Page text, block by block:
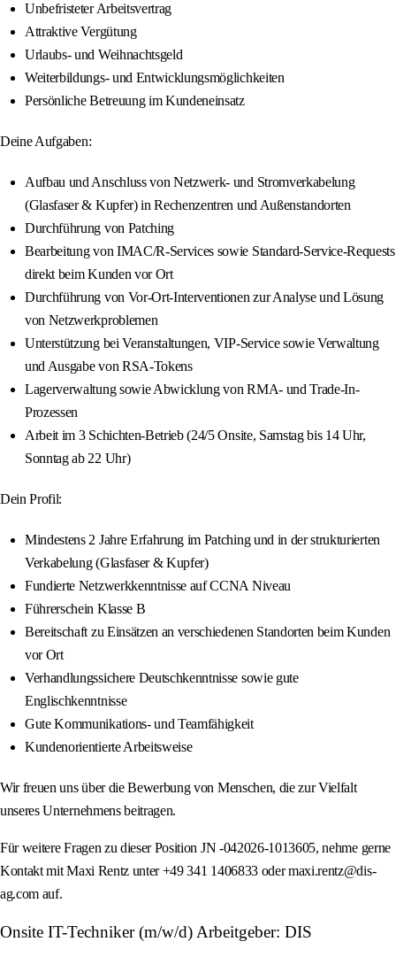
Unbefristeter Arbeitsvertrag
Attraktive Vergütung
Urlaubs- und Weihnachtsgeld
Weiterbildungs- und Entwicklungsmöglichkeiten
Persönliche Betreuung im Kundeneinsatz
Deine Aufgaben:
Aufbau und Anschluss von Netzwerk- und Stromverkabelung
(Glasfaser & Kupfer) in Rechenzentren und Außenstandorten
Durchführung von Patching
Bearbeitung von IMAC/R-Services sowie Standard-Service-Requests
direkt beim Kunden vor Ort
Durchführung von Vor-Ort-Interventionen zur Analyse und Lösung
von Netzwerkproblemen
Unterstützung bei Veranstaltungen, VIP-Service sowie Verwaltung
und Ausgabe von RSA-Tokens
Lagerverwaltung sowie Abwicklung von RMA- und Trade-In-
Prozessen
Arbeit im 3 Schichten-Betrieb (24/5 Onsite, Samstag bis 14 Uhr,
Sonntag ab 22 Uhr)
Dein Profil:
Mindestens 2 Jahre Erfahrung im Patching und in der strukturierten
Verkabelung (Glasfaser & Kupfer)
Fundierte Netzwerkkenntnisse auf CCNA Niveau
Führerschein Klasse B
Bereitschaft zu Einsätzen an verschiedenen Standorten beim Kunden
vor Ort
Verhandlungssichere Deutschkenntnisse sowie gute
Englischkenntnisse
Gute Kommunikations- und Teamfähigkeit
Kundenorientierte Arbeitsweise
Wir freuen uns über die Bewerbung von Menschen, die zur Vielfalt
unseres Unternehmens beitragen.
Für weitere Fragen zu dieser Position JN -042026-1013605, nehme gerne
Kontakt mit Maxi Rentz unter +49 341 1406833 oder maxi.rentz@dis-
ag.com auf.
Onsite IT-Techniker (m/w/d) Arbeitgeber: DIS